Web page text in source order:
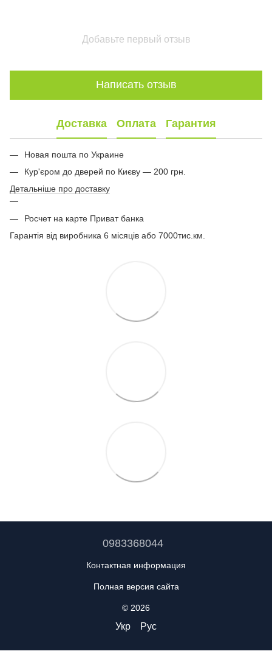
Добавьте первый отзыв
Написать отзыв
Доставка Оплата Гарантия
Новая пошта по Украине
Кур'єром до дверей по Києву — 200 грн.
Детальніше про доставку
Росчет на карте Приват банка
Гарантія від виробника 6 місяців або 7000тис.км.
0983368044
Контактная информация
Полная версия сайта
© 2026
Укр Рус